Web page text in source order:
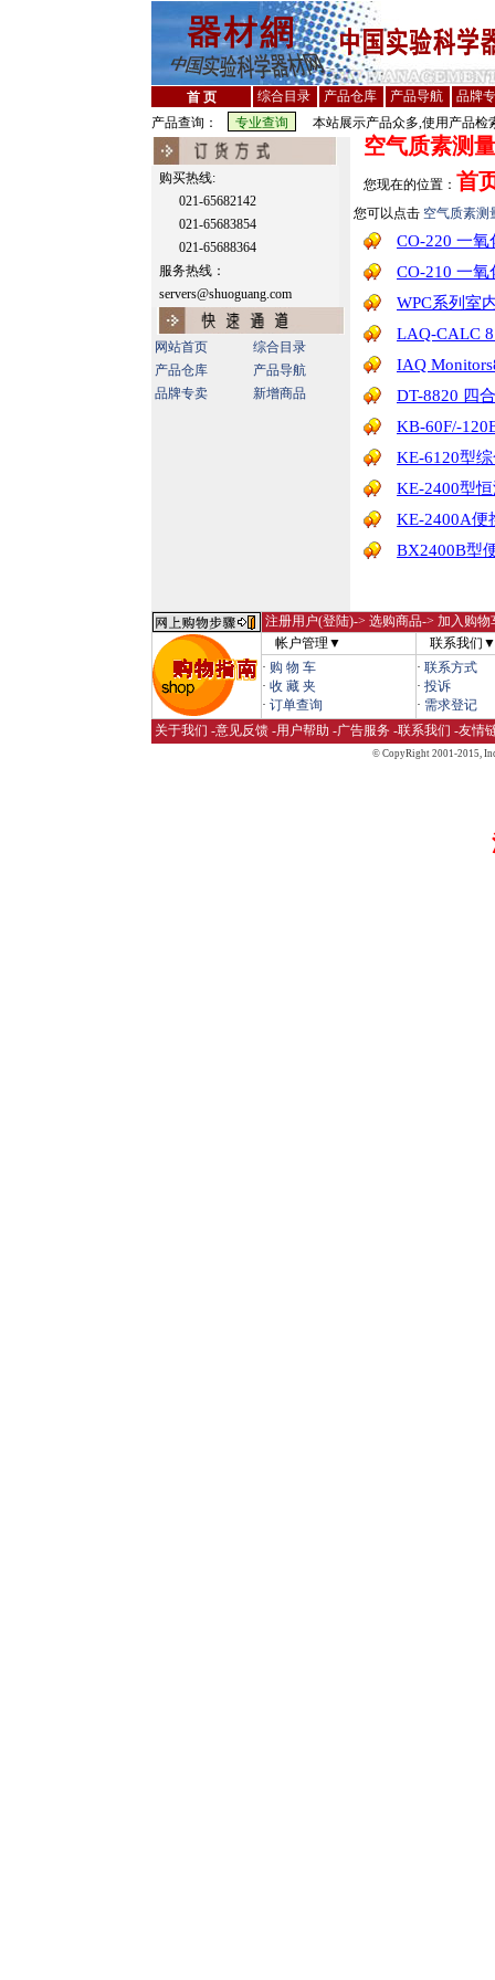
首 页 综合目录 产品仓库 产品导航
品牌
产品查询：
本站展示产品众多,使用产品检
购买热线:
021-65682142
021-65683854
021-65688364
服务热线：
servers@shuoguang.com
网站首页
综合目录
产品仓库
产品导航
品牌专卖
新增商品
空气质素测量
您现在的位置： 首
您可以点击 空气质素测
CO-220 一氧
CO-210 一氧
WPC系列室
LAQ-CALC
IAQ
DT-8820 四
KB-60F/-
KE-6120型
KE-2400型
KE-2400A便
BX2400B型
注册用户(登陆)-> 选购商品-> 加入购
帐户管理▼
联系我们▼
· 购 物 车
· 收 藏 夹
· 订单查询
· 联系方式
· 投诉
· 需求登记
关于我们 -意见反馈 -用户帮助 -广告服务 -联系我们 -友情
© CopyRight 2001-2015,